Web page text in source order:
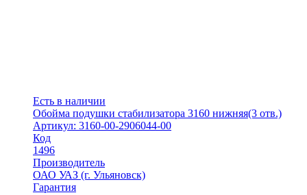
Есть в наличии
Обойма подушки стабилизатора 3160 нижняя(3 отв.)
Артикул: 3160-00-2906044-00
Код
1496
Производитель
ОАО УАЗ (г. Ульяновск)
Гарантия